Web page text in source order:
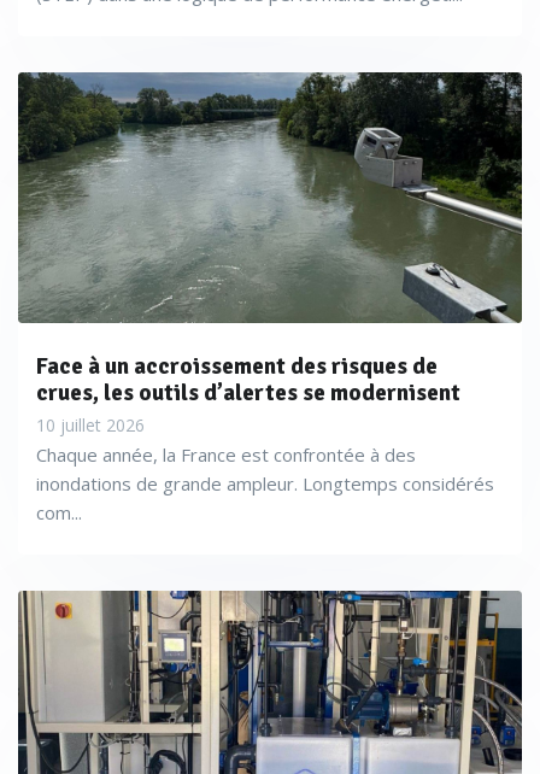
Face à un accroissement des risques de
crues, les outils d’alertes se modernisent
10 juillet 2026
Chaque année, la France est confrontée à des
inondations de grande ampleur. Longtemps considérés
com...